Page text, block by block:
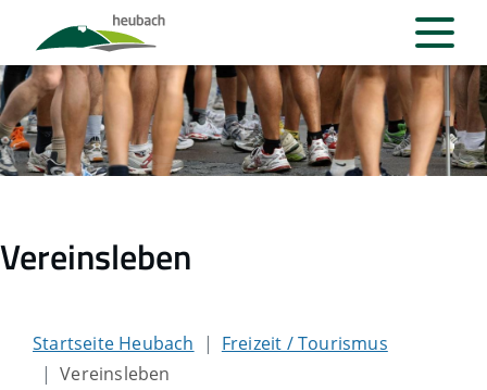
Vereinsleben
Startseite Heubach
Freizeit / Tourismus
Vereinsleben